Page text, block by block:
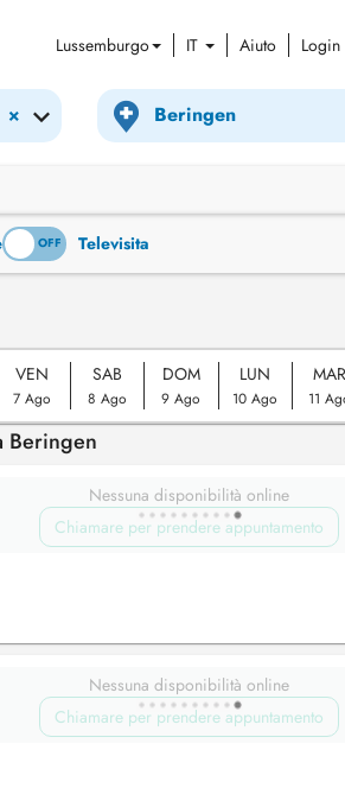
Lussemburgo IT Aiuto Login
×
OFF Televisita
VEN
7 Ago
SAB
8 Ago
DOM
9 Ago
LUN
10 Ago
MAR
11
Beringen
Nessuna disponibilità online
Chiamare per prendere appuntamento
Nessuna disponibilità online
Chiamare per prendere appuntamento